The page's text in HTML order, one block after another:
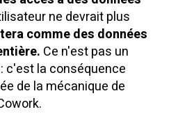
ne devrait plus
comme des données
Ce n'est pas un
c'est la conséquence
de la mécanique de